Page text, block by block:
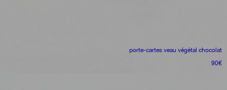
porte-cartes veau végétal chocolat
90€